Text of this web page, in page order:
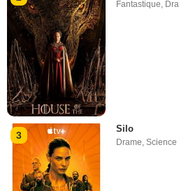
Fantastique
3
Silo
Drame,Science